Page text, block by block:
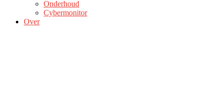
Onderhoud
Cybermonitor
Over